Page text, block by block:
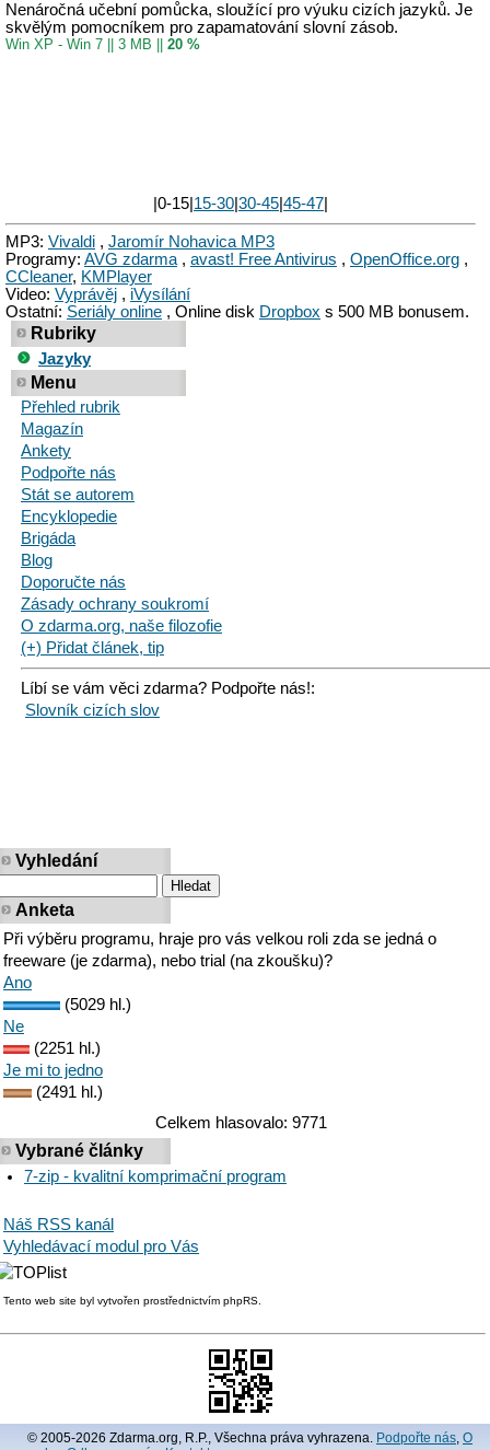
Nenáročná učební pomůcka, sloužící pro výuku cizích jazyků. Je
skvělým pomocníkem pro zapamatování slovní zásob.
Win XP - Win 7 3 MB 20 %
|0-15| 15-30 |30-45 |45-47
MP3: Vivaldi , Jaromír Nohavica MP3
Programy: AVG zdarma, avast! Free Antivirus , OpenOffice.org ,
CCleaner, KMPlayer
Video: Vyprávěj , iVysílání
Ostatní: Seriály online , Online disk Dropbox s 500 MB bonusem.
Rubriky
Jazyky
Menu
Přehled rubrik
Magazín
Ankety
Podpořte nás
Stát se autorem
Encyklopedie
Brigáda
Blog
Doporučte nás
Zásady ochrany soukromí
O zdarma.org, naše filozofie
(+) Přidat článek, tip
Líbí se vám věci zdarma? Podpořte nás!:
Slovník cizích slov
Vyhledání
Anketa
Při výběru programu, hraje pro vás velkou roli zda se jedná o
freeware (je zdarma), nebo trial (na zkoušku)?
Ano
(5029 hl.)
Ne
(2251 hl.)
Je mi to jedno
(2491 hl.)
Celkem hlasovalo: 9771
Vybrané články
7-zip - kvalitní komprimační program
Náš RSS kanál
Vyhledávací modul pro Vás
Tento web site byl vytvořen prostřednictvím phpRS.
© 2005-2026 Zdarma.org, R.P., Všechna práva vyhrazena. Podpořte nás O